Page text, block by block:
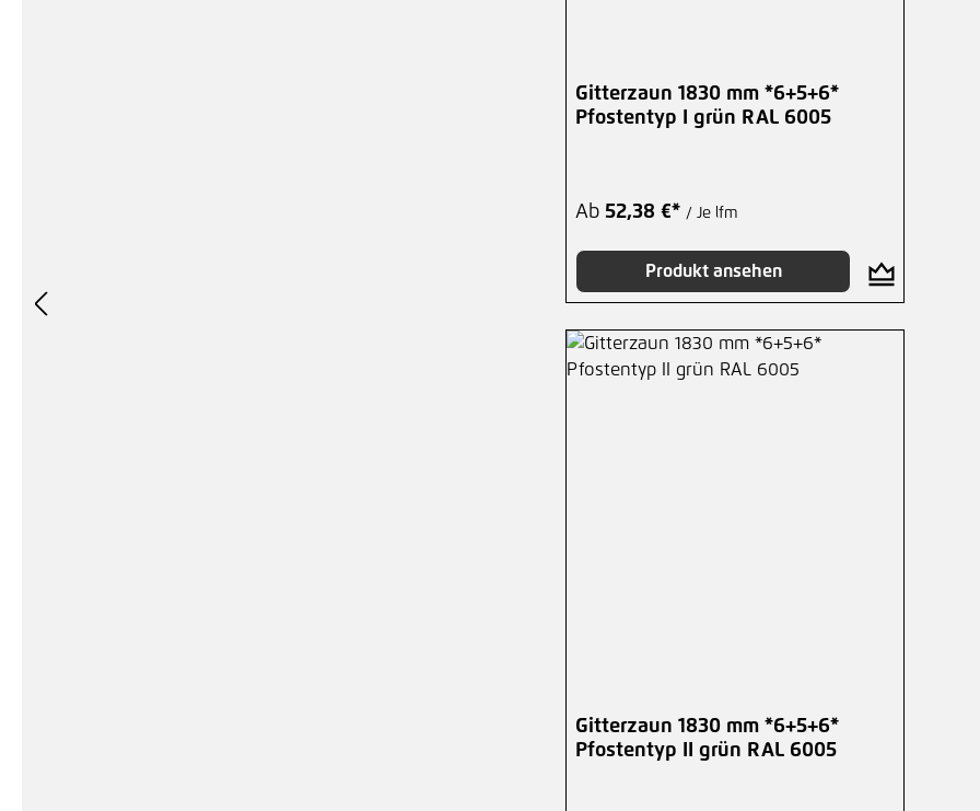
Gitterzaun 1830 mm *6+5+6*
Pfostentyp I grün RAL 6005
Ab 52,38 €* / Je lfm
Produkt ansehen
Gitterzaun 1830 mm *6+5+6*
Pfostentyp II grün RAL 6005